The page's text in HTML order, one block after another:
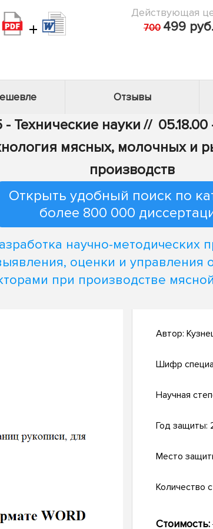
+
Действующая
700 499 руб.
Отзывы
- Технические науки //
мясных, молочных и
производств
Открыть удобный поиск по
более 800 000
научно-методических
оценки и управления
при производстве
Автор:
Шифр
Научная
Год защиты:
Место
Количество
Стоимость: